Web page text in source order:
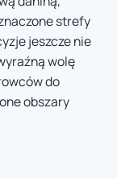
strefy
jeszcze nie
wolę
do
obszary